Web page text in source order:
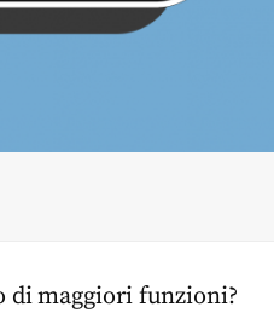
di maggiori funzioni?